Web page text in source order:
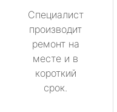
Специалист
производит
ремонт на
месте и в
короткий
срок.